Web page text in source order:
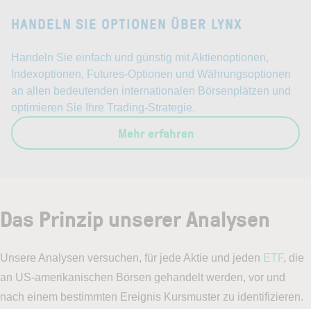
HANDELN SIE OPTIONEN ÜBER LYNX
Handeln Sie einfach und günstig mit Aktienoptionen,
Indexoptionen, Futures-Optionen und Währungsoptionen
an allen bedeutenden internationalen Börsenplätzen und
optimieren Sie Ihre Trading-Strategie.
Mehr erfahren
Das Prinzip unserer Analysen
Unsere Analysen versuchen, für jede Aktie und jeden ETF, die
an US-amerikanischen Börsen gehandelt werden, vor und
nach einem bestimmten Ereignis Kursmuster zu identifizieren.